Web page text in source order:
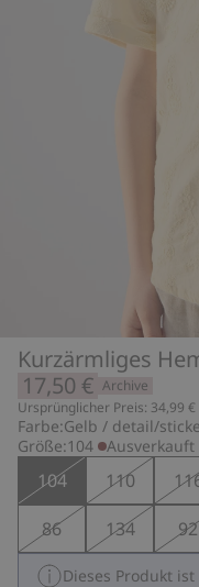
Kurzärmliges
17,50 € Archive
Ursprünglicher Preis: 34,99 €
Farbe:Gelb / detail/
Größe:104 Ausverkauft
104 110
86
134 92
Dieses Produkt